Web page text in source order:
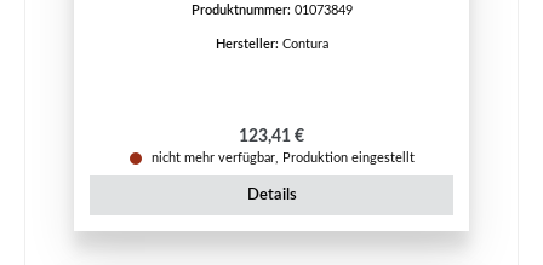
Produktnummer: 01073849
Hersteller: Contura
Regulärer Preis:
123,41 €
nicht mehr verfügbar, Produktion eingestellt
Details